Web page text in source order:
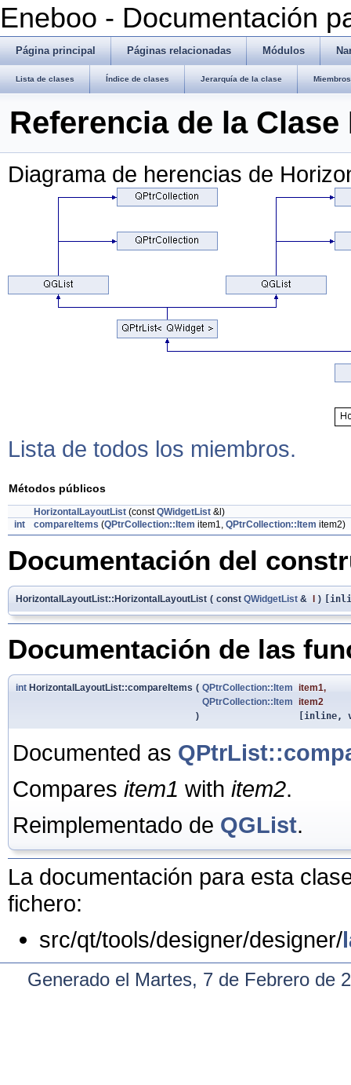
Eneboo - Documentación
Página principal Páginas relacionadas Módulos
Lista de clases Índice de clases Jerarquía de la clase
Referencia de la
Diagrama de herencias de
Lista de todos los miembros.
Métodos públicos
HorizontalLayoutList (constQWidgetList &l)
int
compareItems (QPtrCollection::Item item1, QPtrCollection::Item item2)
Documentación del
HorizontalLayoutList::HorizontalLayoutList ( const QWidgetList & l )
Documentación de las
int HorizontalLayoutList::compareItems ( QPtrCollection::Item item1,
QPtrCollection::Item item2
)
[inline,
Documented as
Compares item1 with item2.
Reimplementado de QGList.
La documentación para esta
fichero:
src/qt/tools/designer/designer/
Generado el Martes, 7 de Febrero de